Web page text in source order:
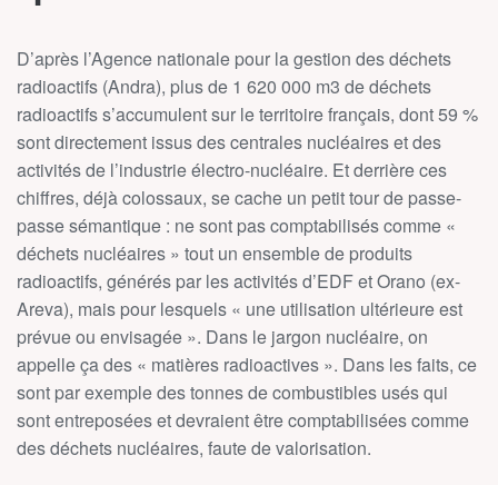
D’après l’Agence nationale pour la gestion des déchets
radioactifs (Andra), plus de 1 620 000 m3 de déchets
radioactifs s’accumulent sur le territoire français, dont 59 %
sont directement issus des centrales nucléaires et des
activités de l’industrie électro-nucléaire. Et derrière ces
chiffres, déjà colossaux, se cache un petit tour de passe-
passe sémantique : ne sont pas comptabilisés comme «
déchets nucléaires » tout un ensemble de produits
radioactifs, générés par les activités d’EDF et Orano (ex-
Areva), mais pour lesquels « une utilisation ultérieure est
prévue ou envisagée ». Dans le jargon nucléaire, on
appelle ça des « matières radioactives ». Dans les faits, ce
sont par exemple des tonnes de combustibles usés qui
sont entreposées et devraient être comptabilisées comme
des déchets nucléaires, faute de valorisation.